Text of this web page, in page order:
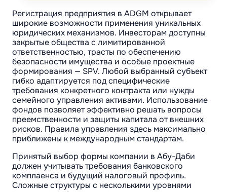
Регистрация предприятия в ADGM открывает
широкие возможности применения уникальных
юридических механизмов. Инвесторам доступны
закрытые общества с лимитированной
ответственностью, трасты по обеспечению
безопасности имущества и особые проектные
формирования — SPV. Любой выбранный субъект
гибко адаптируется под специфические
требования конкретного контракта или нужды
семейного управления активами. Использование
фондов позволяет эффективно решать вопросы
преемственности и защиты капитала от внешних
рисков. Правила управления здесь максимально
приближены к международным стандартам.
Принятый выбор формы компании в Абу-Даби
должен учитывать требования банковского
комплаенса и будущий налоговый профиль.
Сложные структуры с несколькими уровнями